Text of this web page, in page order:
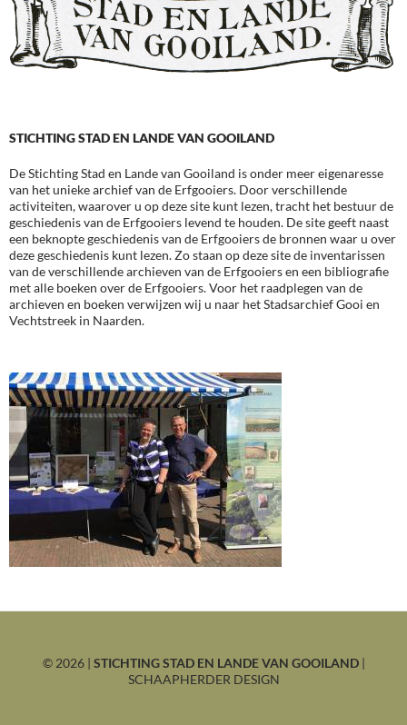
STICHTING STAD EN LANDE VAN GOOILAND
De Stichting Stad en Lande van Gooiland is onder meer eigenaresse
van het unieke archief van de Erfgooiers. Door verschillende
activiteiten, waarover u op deze site kunt lezen, tracht het bestuur de
geschiedenis van de Erfgooiers levend te houden. De site geeft naast
een beknopte geschiedenis van de Erfgooiers de bronnen waar u over
deze geschiedenis kunt lezen. Zo staan op deze site de inventarissen
van de verschillende archieven van de Erfgooiers en een bibliografie
met alle boeken over de Erfgooiers. Voor het raadplegen van de
archieven en boeken verwijzen wij u naar het Stadsarchief Gooi en
Vechtstreek in Naarden.
© 2026 | STICHTING STAD EN LANDE VAN GOOILAND|
SCHAAPHERDER DESIGN